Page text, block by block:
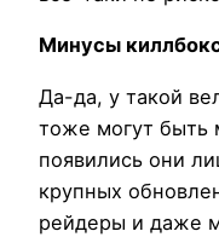
Минусы
Да-да, у такой
тоже могут быть
появились они
крупных
рейдеры и даже